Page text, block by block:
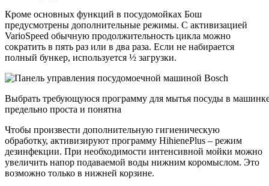
Кроме основных функций в посудомойках Бош
предусмотрены дополнительные режимы. С активизацией
VarioSpeed обычную продолжительность цикла можно
сократить в пять раз или в два раза. Если не набирается
полный бункер, используется ½ загрузки.
Выбрать требующуюся программу для мытья посуды в машинке
предельно проста и понятна
Чтобы произвести дополнительную гигиеническую
обработку, активизируют программу HihienePlus – режим
дезинфекции. При необходимости интенсивной мойки можно
увеличить напор подаваемой воды нижним коромыслом. Это
возможно только в нижней корзине.